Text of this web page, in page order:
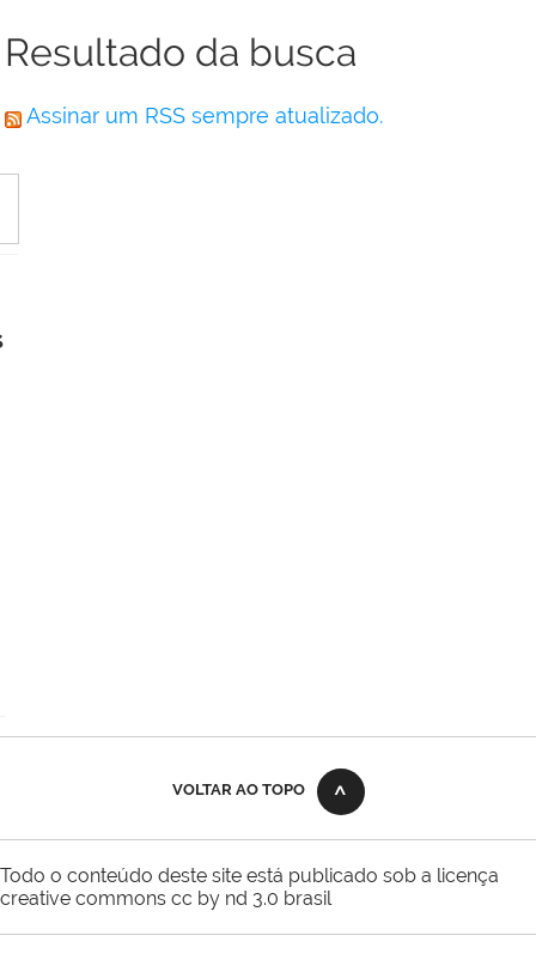
Resultado da busca
Assinar um RSS sempre atualizado.
VOLTAR AO TOPO
Todo o conteúdo deste site está publicado sob a licença
creative commons cc by nd 3.0 brasil